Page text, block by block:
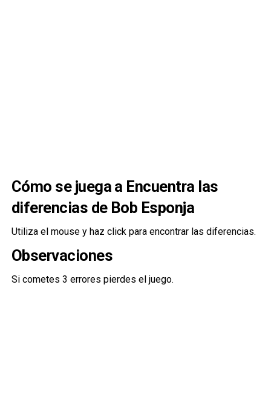
Cómo se juega a Encuentra las
diferencias de Bob Esponja
Utiliza el mouse y haz click para encontrar las diferencias.
Observaciones
Si cometes 3 errores pierdes el juego.